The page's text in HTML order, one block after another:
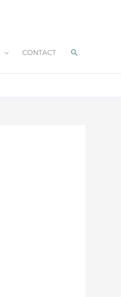
CONTACT Zoeken